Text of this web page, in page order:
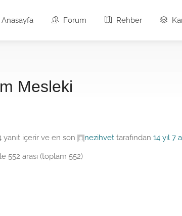
Anasayfa Forum Rehber
Mesleki
içerir ve en son nezihvet tarafından 14 yıl 7
552 arası (toplam 552)